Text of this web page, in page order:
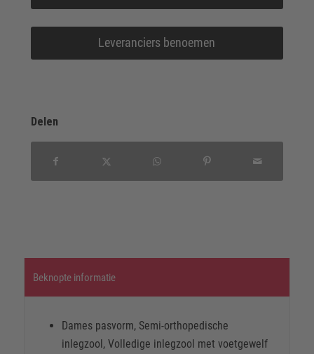
Leveranciers benoemen
Delen
Beknopte informatie
Dames pasvorm, Semi-orthopedische
inlegzool, Volledige inlegzool met voetgewelf